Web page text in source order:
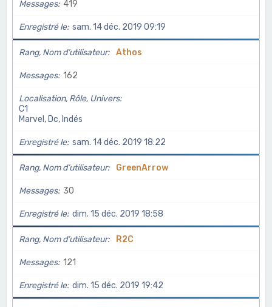
Messages 419
Enregistré le sam. 14 déc. 2019 09:19
Rang, Nom d’utilisateur Athos
Messages 162
Localisation, Rôle, Univers
C1
Marvel, Dc, Indés
Enregistré le sam. 14 déc. 2019 18:22
Rang, Nom d’utilisateur GreenArrow
Messages 30
Enregistré le dim. 15 déc. 2019 18:58
Rang, Nom d’utilisateur R2C
Messages 121
Enregistré le dim. 15 déc. 2019 19:42